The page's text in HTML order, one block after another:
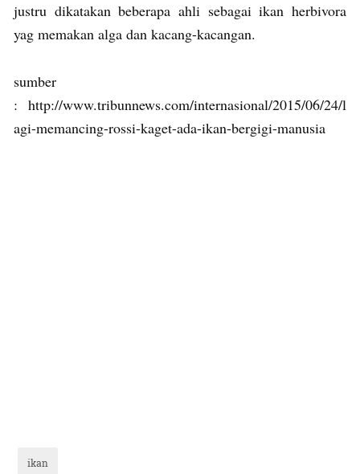
justru dikatakan beberapa ahli sebagai ikan herbivora
yag memakan alga dan kacang-kacangan.
sumber
: http://www.tribunnews.com/internasional/2015/06/24/l
agi-memancing-rossi-kaget-ada-ikan-bergigi-manusia
ikan